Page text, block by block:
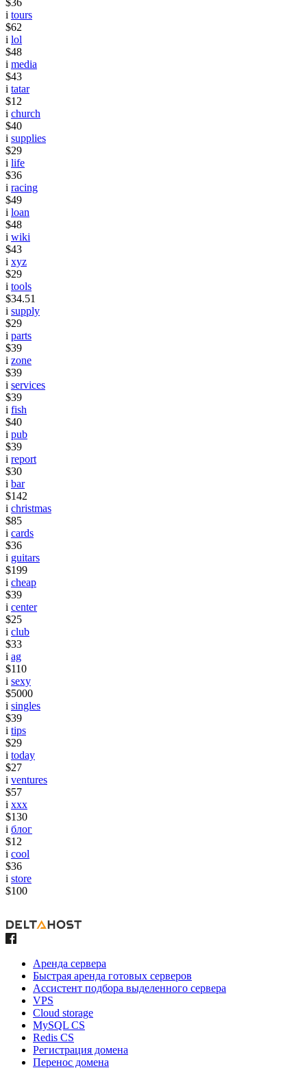
$36
i tours
$62
i lol
$48
i media
$43
i tatar
$12
i church
$40
i supplies
$29
i life
$36
i racing
$49
i loan
$48
i wiki
$43
i xyz
$29
i tools
$34.51
i supply
$29
i parts
$39
i zone
$39
i services
$39
i fish
$40
i pub
$39
i report
$30
i bar
$142
i christmas
$85
i cards
$36
i guitars
$199
i cheap
$39
i center
$25
i club
$33
i ag
$110
i sexy
$5000
i singles
$39
i tips
$29
i today
$27
i ventures
$57
i xxx
$130
i блог
$12
i cool
$36
i store
$100
Аренда сервера
Быстрая аренда готовых серверов
Ассистент подбора выделенного сервера
VPS
Cloud storage
MySQL CS
Redis CS
Регистрация домена
Перенос домена